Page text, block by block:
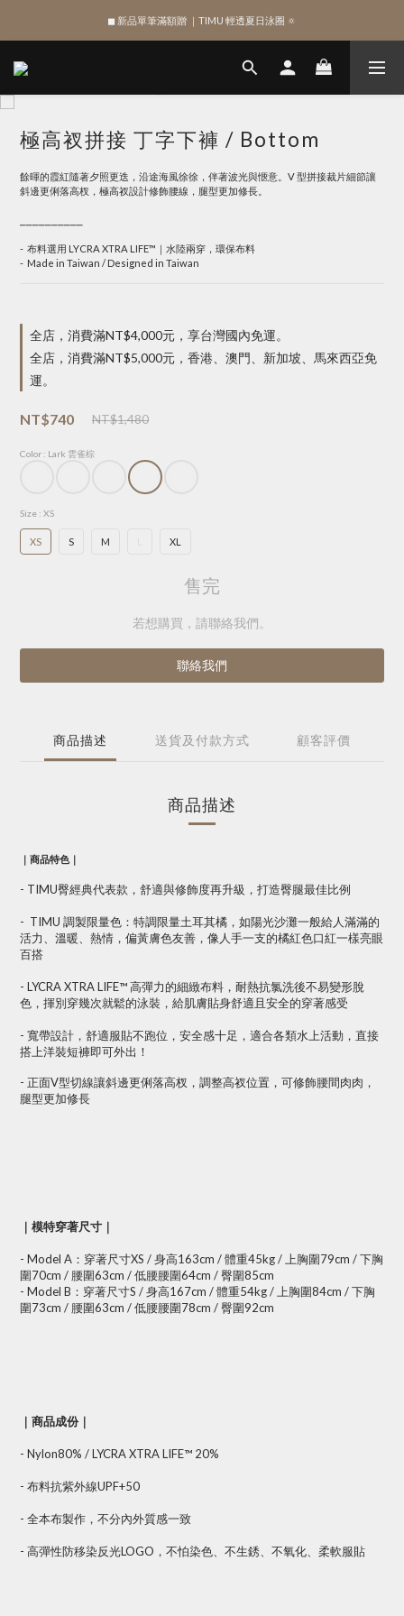
綁定 LINE 註冊新會員，獲得 $100 購物金
◼︎ 新品單筆滿額贈 ｜TIMU 輕透夏日泳圈 🔅
綁定 LINE 註冊新會員，獲得 $100 購物金
極高衩拼接 丁字下褲 / Bottom
餘暉的霞紅隨著夕照更迭，沿途海風徐徐，伴著波光與愜意。V 型拼接裁片細節讓
斜邊更俐落高杈，極高衩設計修飾腰線，腿型更加修長。
-  布料選用 LYCRA XTRA LIFE™｜水陸兩穿，環保布料
-  Made in Taiwan / Designed in Taiwan
全店，消費滿NT$4,000元，享台灣國內免運。
全店，消費滿NT$5,000元，香港、澳門、新加坡、馬來西亞免
運。
NT$740 NT$1,480
Color : Lark 雲雀棕
Size : XS
XS S M XL
售完
若想購買，請聯絡我們。
聯絡我們
商品描述 送貨及付款方式 顧客評價
商品描述
｜商品特色｜
- TIMU臀經典代表款，舒適與修飾度再升級，打造臀腿最佳比例
- TIMU 調製限量色：特調限量土耳其橘，如陽光沙灘一般給人滿滿的
活力、溫暖、熱情，偏黃膚色友善，像人手一支的橘紅色口紅一樣亮眼
百搭
- LYCRA XTRA LIFE™ 高彈力的細緻布料，耐熱抗氯洗後不易變形脫
色，揮別穿幾次就鬆的泳裝，給肌膚貼身舒適且安全的穿著感受
- 寬帶設計，舒適服貼不跑位，安全感十足，適合各類水上活動，直接
搭上洋裝短褲即可外出！
- 正面V型切線讓斜邊更俐落高杈，調整高衩位置，可修飾腰間肉肉，
腿型更加修長
｜模特穿著尺寸｜
- Model A：穿著尺寸XS / 身高163cm / 體重45kg / 上胸圍79cm / 下胸
圍70cm / 腰圍63cm / 低腰腰圍64cm / 臀圍85cm
- Model B：穿著尺寸S / 身高167cm / 體重54kg / 上胸圍84cm / 下胸
圍73cm / 腰圍63cm / 低腰腰圍78cm / 臀圍92cm
｜商品成份｜
- Nylon80% / LYCRA XTRA LIFE™ 20%
- 布料抗紫外線UPF+50
- 全本布製作，不分內外質感一致
- 高彈性防移染反光LOGO，不怕染色、不生銹、不氧化、柔軟服貼